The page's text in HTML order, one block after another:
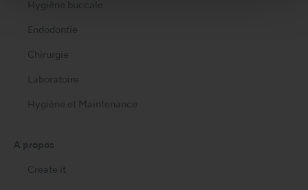
Hygiène buccale
Endodontie
Chirurgie
Laboratoire
Hygiène et Maintenance
A propos
Create it